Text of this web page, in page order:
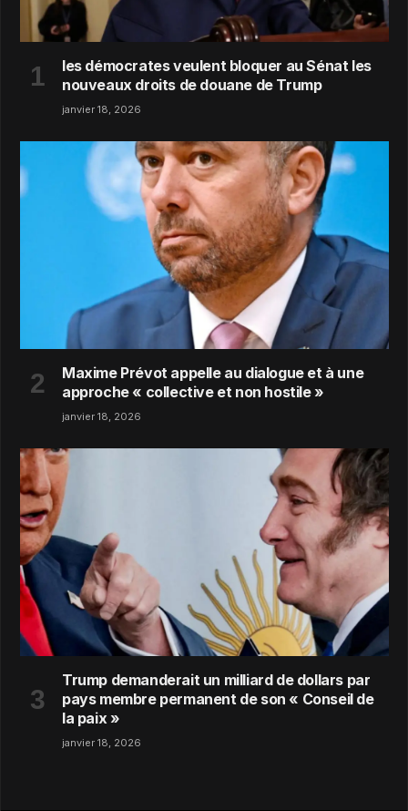
les démocrates veulent bloquer au Sénat les
nouveaux droits de douane de Trump
janvier 18, 2026
Maxime Prévot appelle au dialogue et à une
approche « collective et non hostile »
janvier 18, 2026
Trump demanderait un milliard de dollars par
pays membre permanent de son « Conseil de
la paix »
janvier 18, 2026